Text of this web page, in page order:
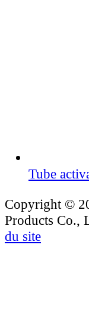
Tube
Copyright ©
Products Co.,
du site